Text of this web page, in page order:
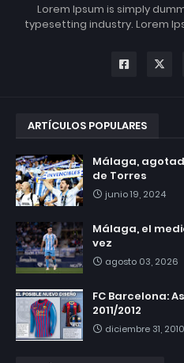
Lorem Ipsum is simply
typesetting industry. Lorem
ARTÍCULOS POPULARES
Málaga,
de Torres
junio 19, 2024
Málaga, el
vez
agosto 03, 2026
FC Barcelona:
2011/2012
diciembre 31, 2010